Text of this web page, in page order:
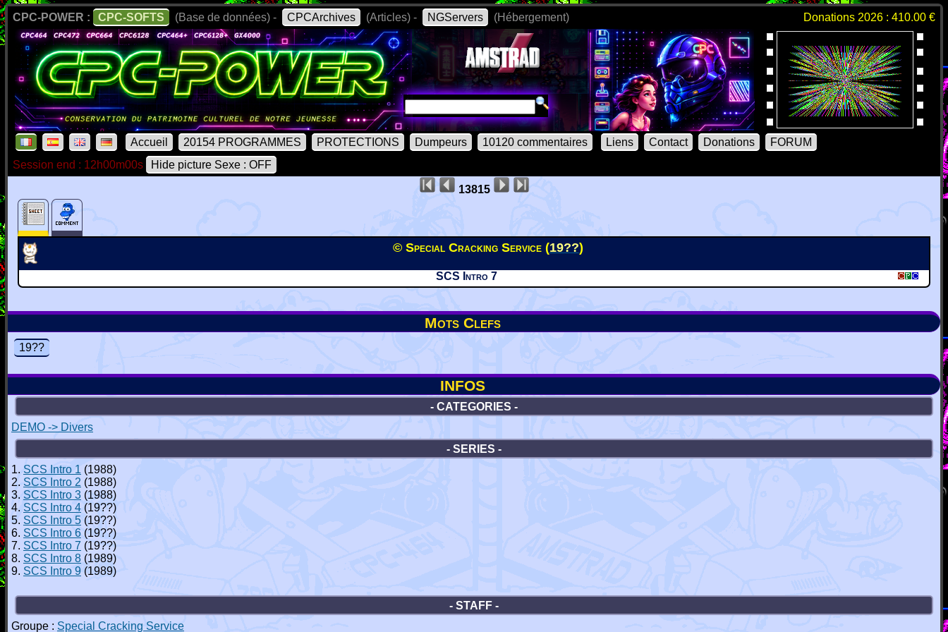
CPC-POWER : CPC-SOFTS (Base de données) - CPCArchives (Articles) - NGServers (Hébergement) Donations 2026 : 410.00 €
Accueil 20154 PROGRAMMES PROTECTIONS Dumpeurs 10120 commentaires Liens Contact Donations
FORUM
Session end : 12h00m00s
Hide picture Sexe : OFF
13815
© Special Cracking Service (19??)
SCS Intro 7
Mots Clefs
19??
INFOS
- CATEGORIES -
DEMO -> Divers
- SERIES -
1. SCS Intro 1 (1988)
2. SCS Intro 2 (1988)
3. SCS Intro 3 (1988)
4. SCS Intro 4 (19??)
5. SCS Intro 5 (19??)
6. SCS Intro 6 (19??)
7. SCS Intro 7 (19??)
8. SCS Intro 8 (1989)
9. SCS Intro 9 (1989)
- STAFF -
Groupe : Special Cracking Service